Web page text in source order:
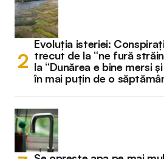
Evoluția isteriei:
trecut de la “ne fură
la “Dunărea e bine mersi
în mai puțin de o